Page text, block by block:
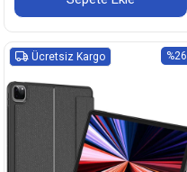
%26
Ücretsiz Kargo